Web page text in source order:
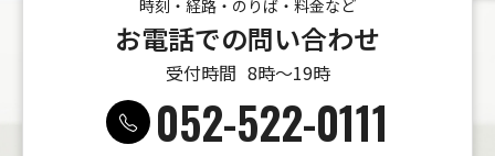
時刻・経路・のりば・料金など
お電話での問い合わせ
受付時間 8時〜19時
052-522-0111